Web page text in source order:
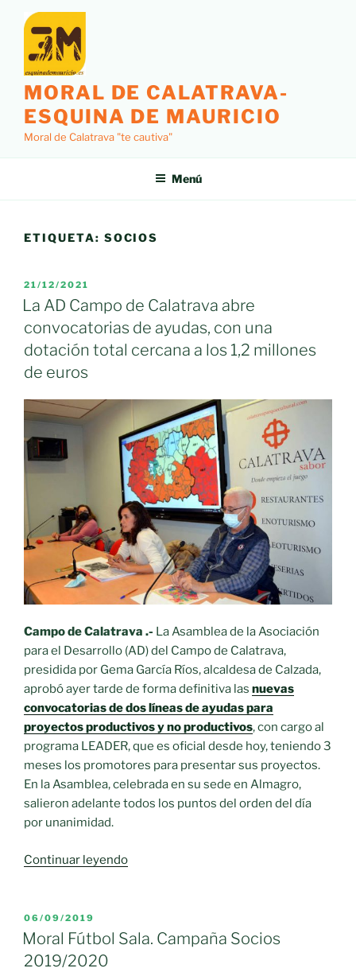
contenido
MORAL DE CALATRAVA-
ESQUINA DE MAURICIO
Moral de Calatrava "te cautiva"
Menú
ETIQUETA: SOCIOS
PUBLICADO
EL
21/12/2021
La AD Campo de Calatrava abre
convocatorias de ayudas, con una
dotación total cercana a los 1,2 millones
de euros
Campo de Calatrava .- La Asamblea de la Asociación
para el Desarrollo (AD) del Campo de Calatrava,
presidida por Gema García Ríos, alcaldesa de Calzada,
aprobó ayer tarde de forma definitiva las nuevas
convocatorias de dos líneas de ayudas para
proyectos productivos y no productivos, con cargo al
programa LEADER, que es oficial desde hoy, teniendo 3
meses los promotores para presentar sus proyectos.
En la Asamblea, celebrada en su sede en Almagro,
salieron adelante todos los puntos del orden del día
por unanimidad.
Continuar leyendo«La
Calatrava
PUBLICADO
EL
06/09/2019
Moral Fútbol Sala. Campaña Socios
2019/2020